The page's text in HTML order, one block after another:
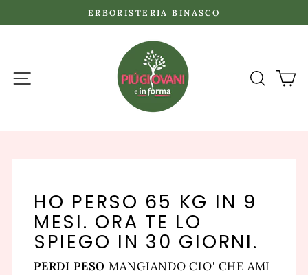
direttamente
Metti
in
pausa
presentazione
ERBORISTERIA BINASCO
NAVIGAZIONE DEL SITO CERCA
HO PERSO 65 KG IN 9
MESI. ORA TE LO
SPIEGO IN 30 GIORNI.
PERDI PESOMANGIANDO CIO' CHE AMI